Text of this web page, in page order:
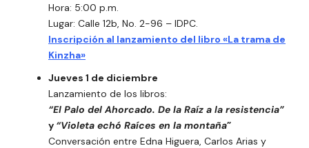
Hora: 5:00 p.m.
Lugar: Calle 12b, No. 2-96 – IDPC.
Inscripción al lanzamiento del libro «La trama de
Kinzha»
Jueves 1 de diciembre
Lanzamiento de los libros:
“El Palo del Ahorcado. De la Raíz a la resistencia”
y “Violeta echó Raíces en la montaña”
Conversación entre Edna Higuera, Carlos Arias y